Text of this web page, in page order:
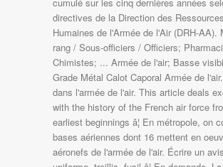
directives de la Direction des Ressources
Humaines de l'Armée de l'Air (DRH-AA).
rang / Sous-officiers / Officiers;
Chimistes; ... Armée de l'air; Basse
Grade Métal Calot Caporal Armée de
dans l'armée de l'air. This article deals
with the history of the French air force
earliest beginnings â¦ En métropole, on
bases aériennes dont 16 mettent en
aéronefs de l'armée de l'air. Écrire un